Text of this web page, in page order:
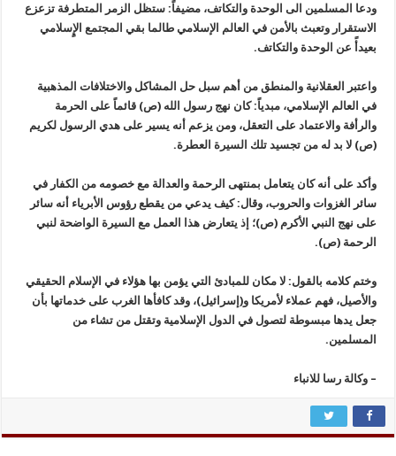
ودعا المسلمين الى الوحدة والتكاتف، مضيفاً: ستظل الزمر المتطرفة تزعزع
الاستقرار وتعبث بالأمن في العالم الإسلامي طالما بقي المجتمع الإٍسلامي
بعيدأً عن الوحدة والتكاتف.
واعتبر العقلانية والمنطق من أهم سبل حل المشاكل والاختلافات المذهبية
في العالم الإسلامي، مبدياً: كان نهج رسول الله (ص) قائماً على الحرمة
والرأفة والاعتماد على التعقل، ومن يزعم أنه يسير على هدي الرسول لكريم
(ص) لا بد له من تجسيد تلك السيرة العطرة.
وأكد على أنه كان يتعامل بمنتهى الرحمة والعدالة مع خصومه من الكفار في
سائر الغزوات والحروب، وقال: كيف يدعي من يقطع رؤوس الأبرياء أنه سائر
على نهج النبي الأكرم (ص)؛ إذ يتعارض هذا العمل مع السيرة الواضحة لنبي
الرحمة (ص).
وختم كلامه بالقول: لا مكان للمبادئ التي يؤمن بها هؤلاء في الإسلام الحقيقي
والأصيل، فهم عملاء لأمريكا و(إسرائيل)، وقد كافأها الغرب على خدماتها بأن
جعل يدها مبسوطة لتصول في الدول الإسلامية وتقتل من تشاء من
المسلمين.
– وکالة رسا للانباء